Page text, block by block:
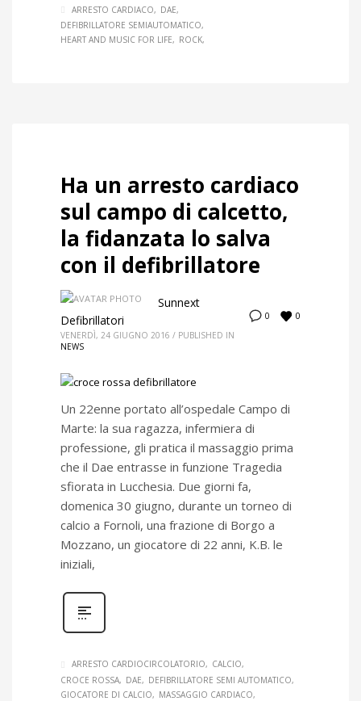
ARRESTO CARDIACO
DAE
DEFIBRILLATORE SEMIAUTOMATICO
HEART AND MUSIC FOR LIFE
ROCK
Ha un arresto cardiaco
sul campo di calcetto,
la fidanzata lo salva
con il defibrillatore
0 0
Sunnext
Defibrillatori
VENERDÌ, 24 GIUGNO 2016 / PUBLISHED IN
NEWS
Un 22enne portato all’ospedale Campo di
Marte: la sua ragazza, infermiera di
professione, gli pratica il massaggio prima
che il Dae entrasse in funzione Tragedia
sfiorata in Lucchesia. Due giorni fa,
domenica 30 giugno, durante un torneo di
calcio a Fornoli, una frazione di Borgo a
Mozzano, un giocatore di 22 anni, K.B. le
iniziali,
ARRESTO CARDIOCIRCOLATORIO
CALCIO
CROCE ROSSA
DAE
DEFIBRILLATORE SEMI AUTOMATICO
GIOCATORE DI CALCIO
MASSAGGIO CARDIACO